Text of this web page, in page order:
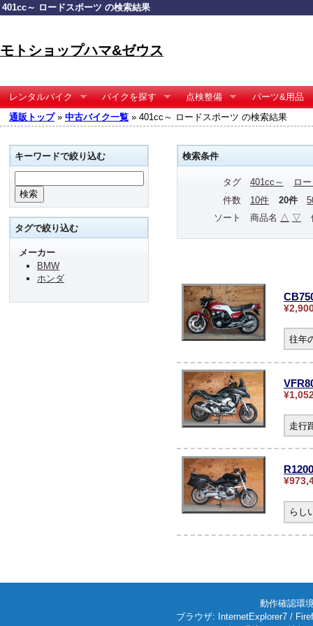
401cc～ ロードスポーツ の検索結果
モトショップハマ&ゼウス
レンタルバイク バイクを探す 点検整備
パーツ&用品
通販トップ» 中古バイク一覧 » 401cc～ ロードスポーツ の検索結果
検索条件
タグ 401cc～
ロ
件数
10件 20件
ソート
商品名 △ ▽
往年
走行
らし
キーワードで絞り込む
タグで絞り込む
メーカー
BMW
ホンダ
動作確認環
ブラウザ: InternetExplorer7 /